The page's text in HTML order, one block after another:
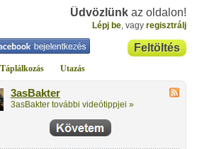
Üdvözlünk az oldalon!
Lépj be, vagy regisztrálj
Feltöltés
Táplálkozás Utazás
3asBakter
3asBakter további videótippjei »